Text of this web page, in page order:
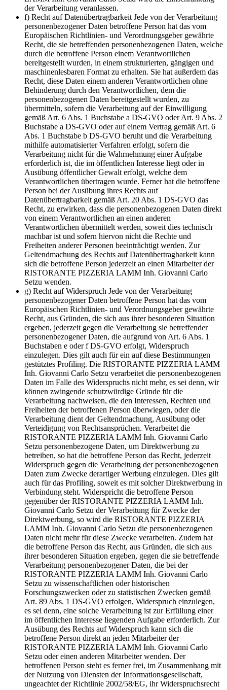
der Verarbeitung veranlassen.
f) Recht auf Datenübertragbarkeit Jede von der Verarbeitung
personenbezogener Daten betroffene Person hat das vom
Europäischen Richtlinien- und Verordnungsgeber gewährte
Recht, die sie betreffenden personenbezogenen Daten, welche
durch die betroffene Person einem Verantwortlichen
bereitgestellt wurden, in einem strukturierten, gängigen und
maschinenlesbaren Format zu erhalten. Sie hat außerdem das
Recht, diese Daten einem anderen Verantwortlichen ohne
Behinderung durch den Verantwortlichen, dem die
personenbezogenen Daten bereitgestellt wurden, zu
übermitteln, sofern die Verarbeitung auf der Einwilligung
gemäß Art. 6 Abs. 1 Buchstabe a DS-GVO oder Art. 9 Abs. 2
Buchstabe a DS-GVO oder auf einem Vertrag gemäß Art. 6
Abs. 1 Buchstabe b DS-GVO beruht und die Verarbeitung
mithilfe automatisierter Verfahren erfolgt, sofern die
Verarbeitung nicht für die Wahrnehmung einer Aufgabe
erforderlich ist, die im öffentlichen Interesse liegt oder in
Ausübung öffentlicher Gewalt erfolgt, welche dem
Verantwortlichen übertragen wurde. Ferner hat die betroffene
Person bei der Ausübung ihres Rechts auf
Datenübertragbarkeit gemäß Art. 20 Abs. 1 DS-GVO das
Recht, zu erwirken, dass die personenbezogenen Daten direkt
von einem Verantwortlichen an einen anderen
Verantwortlichen übermittelt werden, soweit dies technisch
machbar ist und sofern hiervon nicht die Rechte und
Freiheiten anderer Personen beeinträchtigt werden. Zur
Geltendmachung des Rechts auf Datenübertragbarkeit kann
sich die betroffene Person jederzeit an einen Mitarbeiter der
RISTORANTE PIZZERIA LAMM Inh. Giovanni Carlo
Setzu wenden.
g) Recht auf Widerspruch Jede von der Verarbeitung
personenbezogener Daten betroffene Person hat das vom
Europäischen Richtlinien- und Verordnungsgeber gewährte
Recht, aus Gründen, die sich aus ihrer besonderen Situation
ergeben, jederzeit gegen die Verarbeitung sie betreffender
personenbezogener Daten, die aufgrund von Art. 6 Abs. 1
Buchstaben e oder f DS-GVO erfolgt, Widerspruch
einzulegen. Dies gilt auch für ein auf diese Bestimmungen
gestütztes Profiling. Die RISTORANTE PIZZERIA LAMM
Inh. Giovanni Carlo Setzu verarbeitet die personenbezogenen
Daten im Falle des Widerspruchs nicht mehr, es sei denn, wir
können zwingende schutzwürdige Gründe für die
Verarbeitung nachweisen, die den Interessen, Rechten und
Freiheiten der betroffenen Person überwiegen, oder die
Verarbeitung dient der Geltendmachung, Ausübung oder
Verteidigung von Rechtsansprüchen. Verarbeitet die
RISTORANTE PIZZERIA LAMM Inh. Giovanni Carlo
Setzu personenbezogene Daten, um Direktwerbung zu
betreiben, so hat die betroffene Person das Recht, jederzeit
Widerspruch gegen die Verarbeitung der personenbezogenen
Daten zum Zwecke derartiger Werbung einzulegen. Dies gilt
auch für das Profiling, soweit es mit solcher Direktwerbung in
Verbindung steht. Widerspricht die betroffene Person
gegenüber der RISTORANTE PIZZERIA LAMM Inh.
Giovanni Carlo Setzu der Verarbeitung für Zwecke der
Direktwerbung, so wird die RISTORANTE PIZZERIA
LAMM Inh. Giovanni Carlo Setzu die personenbezogenen
Daten nicht mehr für diese Zwecke verarbeiten. Zudem hat
die betroffene Person das Recht, aus Gründen, die sich aus
ihrer besonderen Situation ergeben, gegen die sie betreffende
Verarbeitung personenbezogener Daten, die bei der
RISTORANTE PIZZERIA LAMM Inh. Giovanni Carlo
Setzu zu wissenschaftlichen oder historischen
Forschungszwecken oder zu statistischen Zwecken gemäß
Art. 89 Abs. 1 DS-GVO erfolgen, Widerspruch einzulegen,
es sei denn, eine solche Verarbeitung ist zur Erfüllung einer
im öffentlichen Interesse liegenden Aufgabe erforderlich. Zur
Ausübung des Rechts auf Widerspruch kann sich die
betroffene Person direkt an jeden Mitarbeiter der
RISTORANTE PIZZERIA LAMM Inh. Giovanni Carlo
Setzu oder einen anderen Mitarbeiter wenden. Der
betroffenen Person steht es ferner frei, im Zusammenhang mit
der Nutzung von Diensten der Informationsgesellschaft,
ungeachtet der Richtlinie 2002/58/EG, ihr Widerspruchsrecht